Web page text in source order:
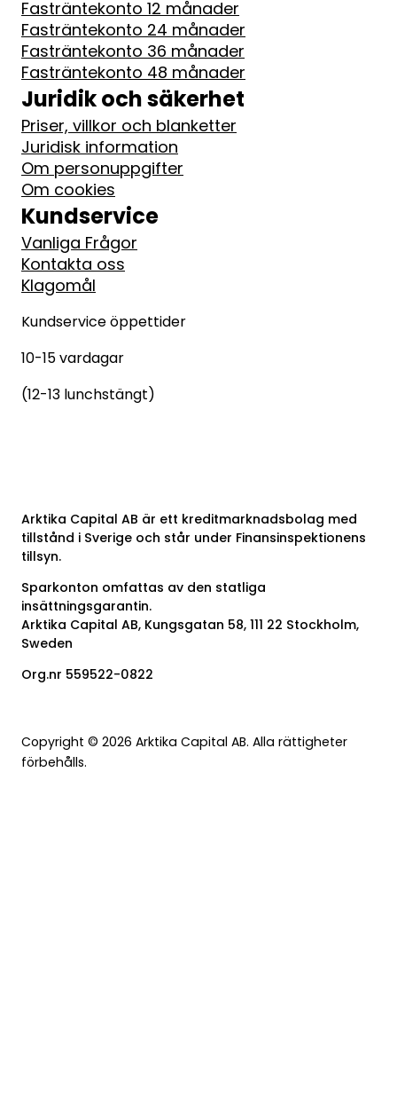
Fasträntekonto 12 månader
Fasträntekonto 24 månader
Fasträntekonto 36 månader
Fasträntekonto 48 månader
Juridik och säkerhet
Priser, villkor och blanketter
Juridisk information
Om personuppgifter
Om cookies
Kundservice
Vanliga Frågor
Kontakta oss
Klagomål
Kundservice öppettider
10-15 vardagar
(12-13 lunchstängt)
Arktika Capital AB är ett kreditmarknadsbolag med
tillstånd i Sverige och står under Finansinspektionens
tillsyn.
Sparkonton omfattas av den statliga
insättningsgarantin.
Arktika Capital AB, Kungsgatan 58, 111 22 Stockholm,
Sweden
Org.nr 559522-0822
Copyright © 2026 Arktika Capital AB. Alla rättigheter
förbehålls.